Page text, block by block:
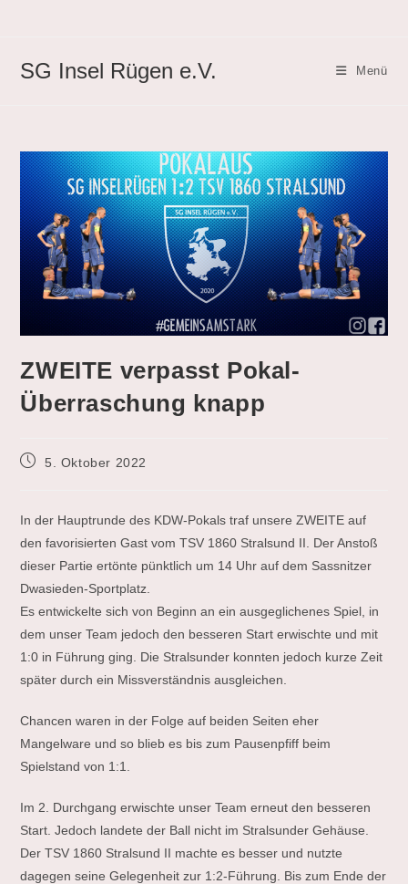
SG Insel Rügen e.V. Menü
ZWEITE verpasst Pokal-
Überraschung knapp
Beitrag5. Oktober 2022
In der Hauptrunde des KDW-Pokals traf unsere ZWEITE auf
den favorisierten Gast vom TSV 1860 Stralsund II. Der Anstoß
dieser Partie ertönte pünktlich um 14 Uhr auf dem Sassnitzer
Dwasieden-Sportplatz.
Es entwickelte sich von Beginn an ein ausgeglichenes Spiel, in
dem unser Team jedoch den besseren Start erwischte und mit
1:0 in Führung ging. Die Stralsunder konnten jedoch kurze Zeit
später durch ein Missverständnis ausgleichen.
Chancen waren in der Folge auf beiden Seiten eher
Mangelware und so blieb es bis zum Pausenpfiff beim
Spielstand von 1:1.
Im 2. Durchgang erwischte unser Team erneut den besseren
Start. Jedoch landete der Ball nicht im Stralsunder Gehäuse.
Der TSV 1860 Stralsund II machte es besser und nutzte
dagegen seine Gelegenheit zur 1:2-Führung. Bis zum Ende der